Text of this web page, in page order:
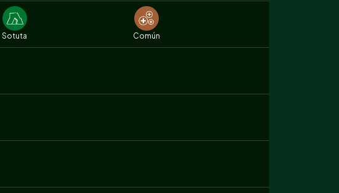
Sotuta Común